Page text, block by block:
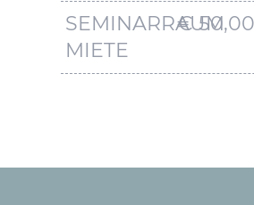
SEMINARRAUM
MIETE
€